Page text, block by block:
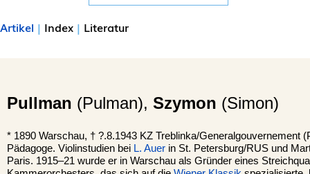
Artikel | Index | Literatur
Pullman (Pulman), Szymon (Simon)
* 1890 Warschau, † ?.8.1943 KZ Treblinka/Generalgouvernement
Pädagoge. Violinstudien bei L. Auer in St. Petersburg/RUS und
Paris. 1915–21 wurde er in Warschau als Gründer eines